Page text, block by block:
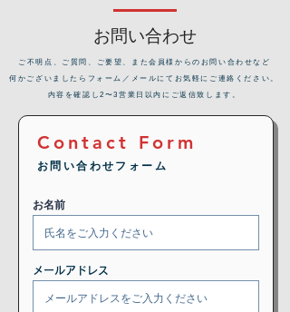
お問い合わせ
​ご不明点、ご質問、ご要望、また会員様からのお問い合わせなど
何かございましたらフォーム／メールにてお気軽にご連絡ください。
内容を確認し2〜3営業日以内にご返信致します。
Contact Form
お問い合わせフォーム
お名前
メールアドレス